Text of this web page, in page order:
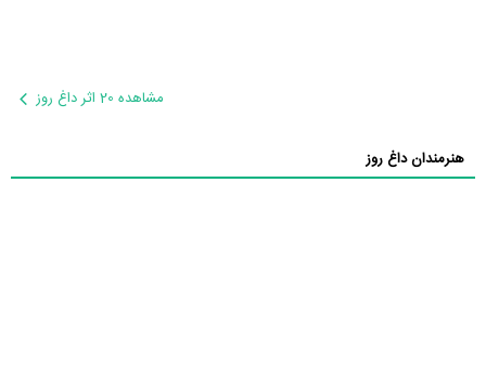
مشاهده 20 اثر داغ روز
هنرمندان داغ روز